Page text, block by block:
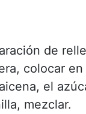
de
colocar
el
mezclar.